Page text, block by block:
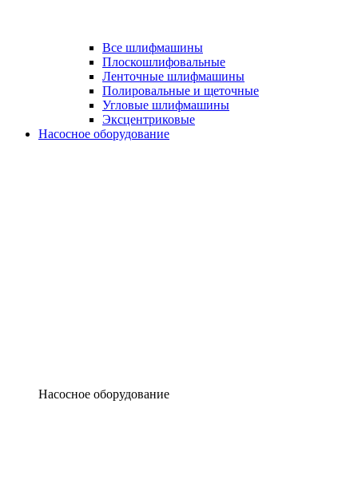
Все шлифмашины
Плоскошлифовальные
Ленточные шлифмашины
Полировальные и щеточные
Угловые шлифмашины
Эксцентриковые
Насосное оборудование
Насосное оборудование